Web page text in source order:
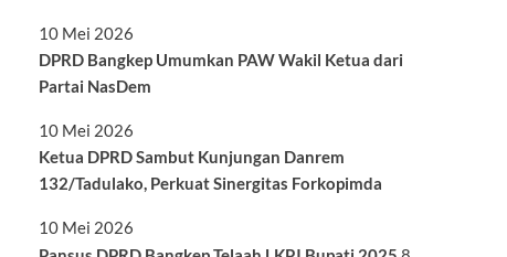
10 Mei 2026
DPRD Bangkep Umumkan PAW Wakil Ketua dari
Partai NasDem
10 Mei 2026
Ketua DPRD Sambut Kunjungan Danrem
132/Tadulako, Perkuat Sinergitas Forkopimda
10 Mei 2026